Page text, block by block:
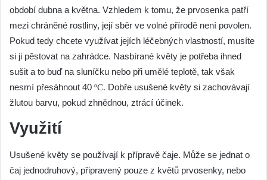
období dubna a května. Vzhledem k tomu, že prvosenka patří
mezi chráněné rostliny, její sběr ve volné přírodě není povolen.
Pokud tedy chcete využívat jejích léčebných vlastností, musíte
si ji pěstovat na zahrádce. Nasbírané květy je potřeba ihned
sušit a to buď na sluníčku nebo při umělé teplotě, tak však
nesmí přesáhnout 40 ºC. Dobře usušené květy si zachovávají
žlutou barvu, pokud zhnědnou, ztrácí účinek.
Využití
Usušené květy se používají k přípravě čaje. Může se jednat o
čaj jednodruhový, připravený pouze z květů prvosenky, nebo